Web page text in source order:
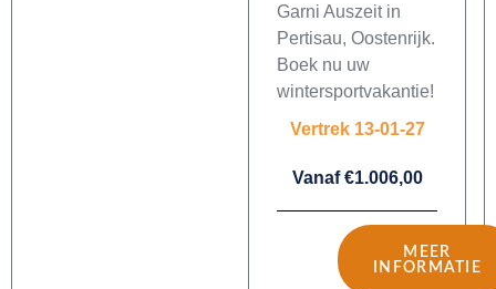
Garni Auszeit in
Pertisau, Oostenrijk.
Boek nu uw
wintersportvakantie!
Vertrek 13-01-27
Vanaf €1.006,00
MEER
INFORMATIE